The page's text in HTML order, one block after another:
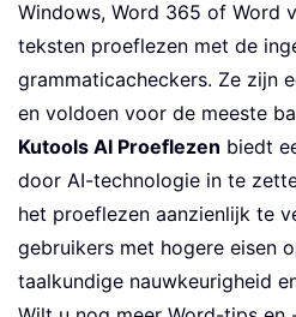
Windows, Word 365 of Word
teksten proeflezen met de
grammaticacheckers. Ze zijn
en voldoen voor de meeste
Kutools AI Proeflezen biedt
door AI-technologie in te
het proeflezen aanzienlijk te
gebruikers met hogere eisen
taalkundige nauwkeurigheid